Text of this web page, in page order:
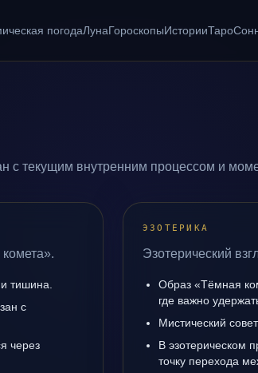
погодаЛунаГороскопыИсторииТаро
с текущим внутренним процессом и
тишина.
с
через
ЭЗОТЕРИКА
Эзотерический
Образ «Тёмная
где важно
Мистический
В эзотерическом
точку перехода